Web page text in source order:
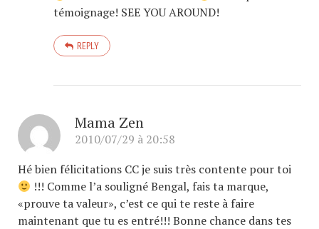
témoignage! SEE YOU AROUND!
REPLY
Mama Zen
2010/07/29 à 20:58
Hé bien félicitations CC je suis très contente pour toi
!!! Comme l’a souligné Bengal, fais ta marque,
«prouve ta valeur», c’est ce qui te reste à faire
maintenant que tu es entré!!! Bonne chance dans tes